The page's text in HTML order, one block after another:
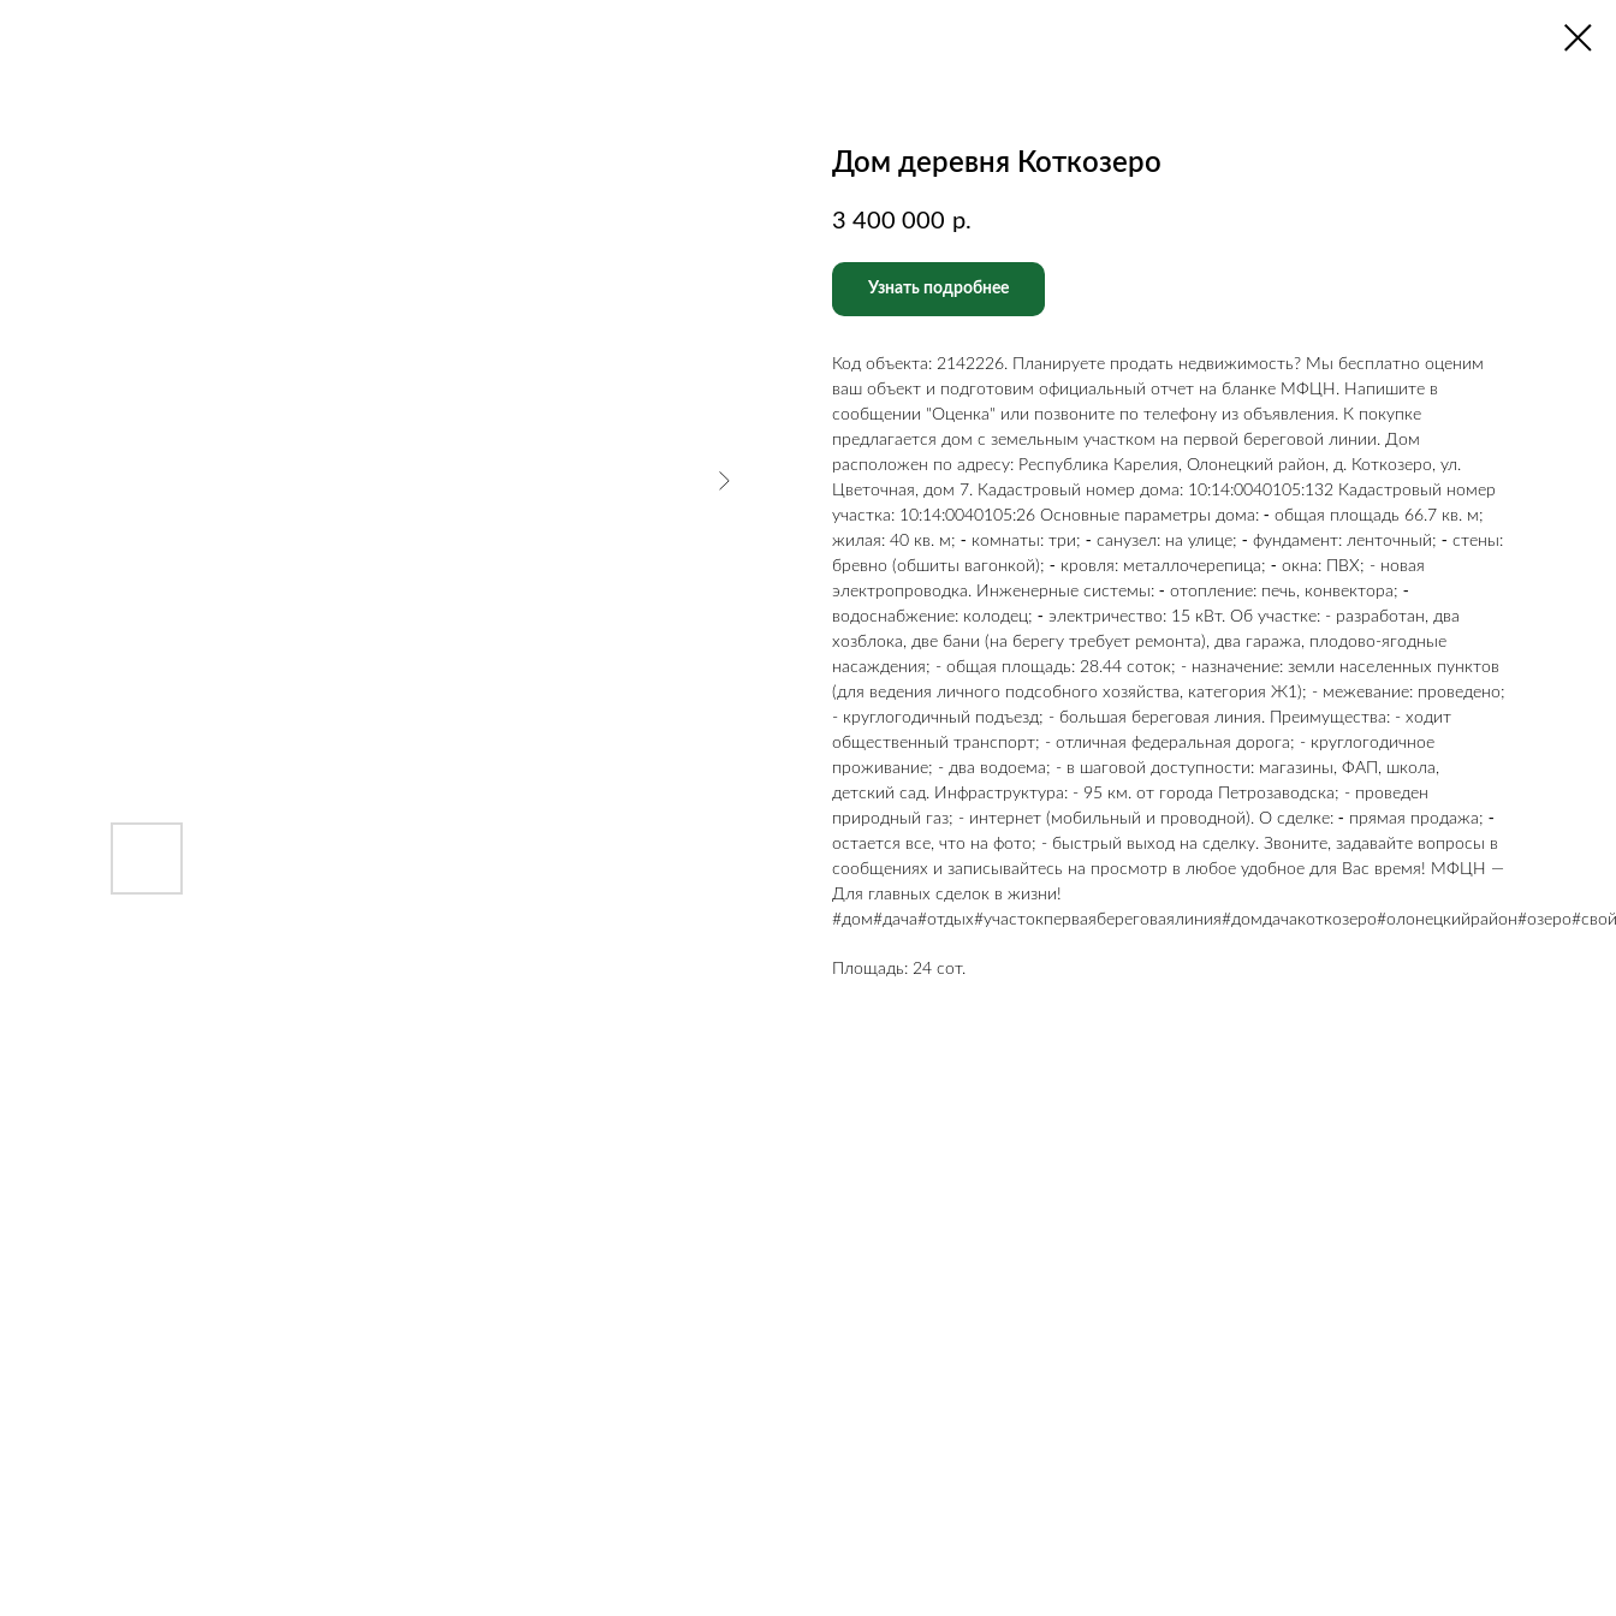
Дом деревня Коткозеро
3 400 000 р.
Узнать подробнее
Код объекта: 2142226. Планируете продать недвижимость? Мы бесплатно оценим
ваш объект и подготовим официальный отчет на бланке МФЦН. Напишите в
сообщении "Оценка" или позвоните по телефону из объявления. К покупке
предлагается дом с земельным участком на первой береговой линии. Дом
расположен по адресу: Республика Карелия, Олонецкий район, д. Коткозеро, ул.
Цветочная, дом 7. Кадастровый номер дома: 10:14:0040105:132 Кадастровый номер
участка: 10:14:0040105:26 Основные параметры дома: ⁃ общая площадь 66.7 кв. м;
жилая: 40 кв. м; ⁃ комнаты: три; ⁃ санузел: на улице; ⁃ фундамент: ленточный; ⁃ стены:
бревно (обшиты вагонкой); ⁃ кровля: металлочерепица; ⁃ окна: ПВХ; - новая
электропроводка. Инженерные системы: ⁃ отопление: печь, конвектора; ⁃
водоснабжение: колодец; ⁃ электричество: 15 кВт. Об участке: - разработан, два
хозблока, две бани (на берегу требует ремонта), два гаража, плодово-ягодные
насаждения; - общая площадь: 28.44 соток; - назначение: земли населенных пунктов
(для ведения личного подсобного хозяйства, категория Ж1); - межевание: проведено;
- круглогодичный подъезд; - большая береговая линия. Преимущества: - ходит
общественный транспорт; - отличная федеральная дорога; - круглогодичное
проживание; - два водоема; - в шаговой доступности: магазины, ФАП, школа,
детский сад. Инфраструктура: - 95 км. от города Петрозаводска; - проведен
природный газ; - интернет (мобильный и проводной). О сделке: ⁃ прямая продажа; ⁃
остается все, что на фото; - быстрый выход на сделку. Звоните, задавайте вопросы в
сообщениях и записывайтесь на просмотр в любое удобное для Вас время! МФЦН —
Для главных сделок в жизни!
Площадь: 24 сот.